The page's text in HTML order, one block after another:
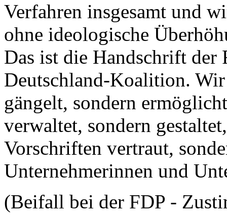
Verfahren insgesamt und
ohne ideologische
Das ist die Handschrift der
Deutschland-Koalition.
gängelt, sondern
verwaltet, sondern
Vorschriften vertraut,
Unternehmerinnen und
(Beifall bei der FDP -